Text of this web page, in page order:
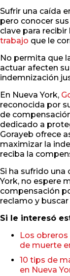
Sufrir una caída
pero conocer
clave para
trabajo que le
No permita que
actuar afecten
indemnización
En Nueva York,
reconocida por
de
dedicado a
Gorayeb ofrece
maximizar la
reciba la
Si ha sufrido una
York, no espere
compensación
reclamo y
Si le interesó
Los
de muerte
10 tips de
en Nueva